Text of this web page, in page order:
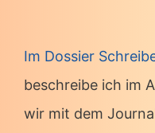
Im Dossier
beschreibe ich im
wir mit dem